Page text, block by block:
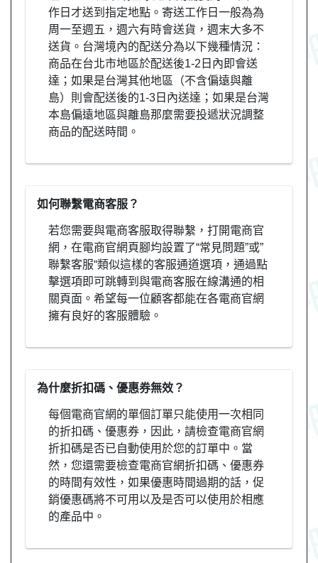
作日才送到指定地點。寄送工作日一般為為
周一至週五，週六有時會送貨，週末大多不
送貨。台灣境內的配送分為以下幾種情況：
商品在台北市地區於配送後1-2日內即會送
達；如果是台灣其他地區（不含偏遠與離
島）則會配送後的1-3日內送達；如果是台灣
本島偏遠地區與離島那麼需要投遞狀況調整
商品的配送時間。
如何聯繫電商客服？
若您需要與電商客服取得聯繫，打開電商官
網，在電商官網頁腳均設置了“常見問題”或”
聯繫客服“類似這樣的客服通道選項，通過點
擊選項即可跳轉到與電商客服在線溝通的相
關頁面。希望每一位顧客都能在各電商官網
擁有良好的客服體驗。
為什麼折扣碼、優惠券無效？
每個電商官網的單個訂單只能使用一次相同
的折扣碼、優惠券，因此，請檢查電商官網
折扣碼是否已自動使用於您的訂單中。當
然，您還需要檢查電商官網折扣碼、優惠券
的時間有效性，如果優惠時間過期的話，促
銷優惠碼將不可用以及是否可以使用於相應
的產品中。